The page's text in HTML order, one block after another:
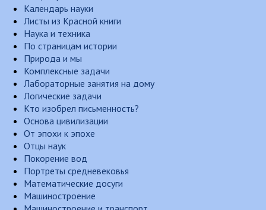
Календарь науки
Листы из Красной книги
Наука и техника
По страницам истории
Природа и мы
Комплексные задачи
Лабораторные занятия на дому
Логические задачи
Кто изобрел письменность?
Основа цивилизации
От эпохи к эпохе
Отцы наук
Покорение вод
Портреты средневековья
Математические досуги
Машиностроение